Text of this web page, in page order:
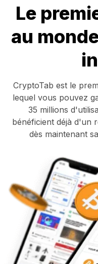
Le
au
CryptoTab est le
lequel vous pouvez
35 millions
bénéficient déjà d'un
dès maintenant